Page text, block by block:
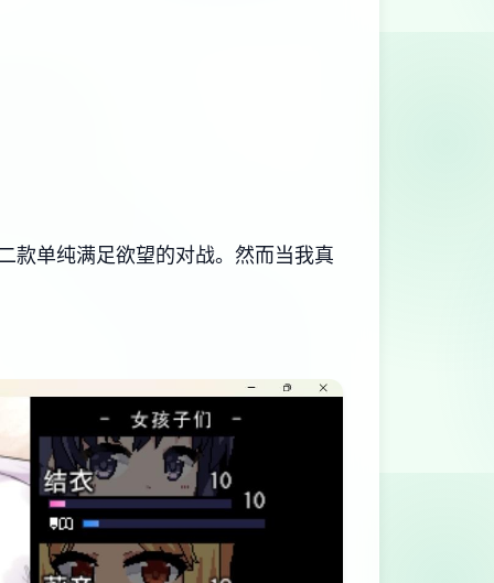
款​​单纯满足欲望的对战​​。然而当我真